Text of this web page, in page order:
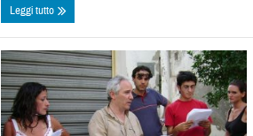
Leggi tutto